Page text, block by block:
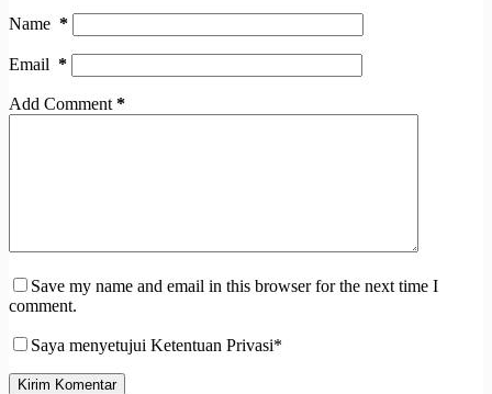
Name *
Email *
Add Comment *
Save my name and email in this browser for the next time I
comment.
Saya menyetujui Ketentuan Privasi*
Kirim Komentar